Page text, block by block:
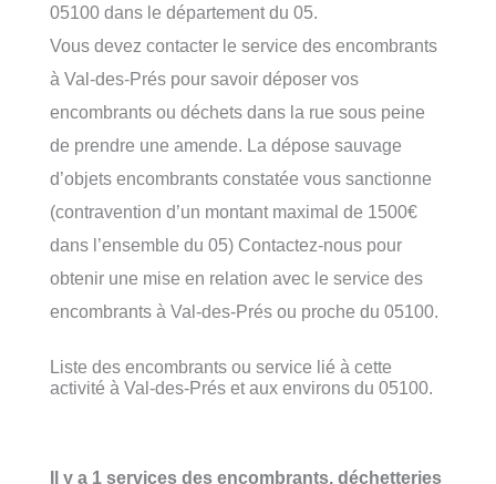
05100 dans le département du 05.
Vous devez contacter le service des encombrants
à Val-des-Prés pour savoir déposer vos
encombrants ou déchets dans la rue sous peine
de prendre une amende. La dépose sauvage
d’objets encombrants constatée vous sanctionne
(contravention d’un montant maximal de 1500€
dans l’ensemble du 05) Contactez-nous pour
obtenir une mise en relation avec le service des
encombrants à Val-des-Prés ou proche du 05100.
Liste des encombrants ou service lié à cette
activité à Val-des-Prés et aux environs du 05100.
Il y a 1 services des encombrants, déchetteries